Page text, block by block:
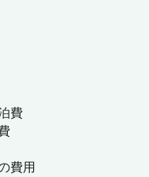
費
費用